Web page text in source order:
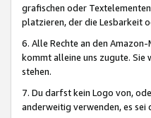
grafischen oder
platzieren, der die Lesbarkeit
6. Alle Rechte an den
kommt alleine uns zugute. Sie
stehen.
7. Du darfst kein Logo von,
anderweitig verwenden, es sei